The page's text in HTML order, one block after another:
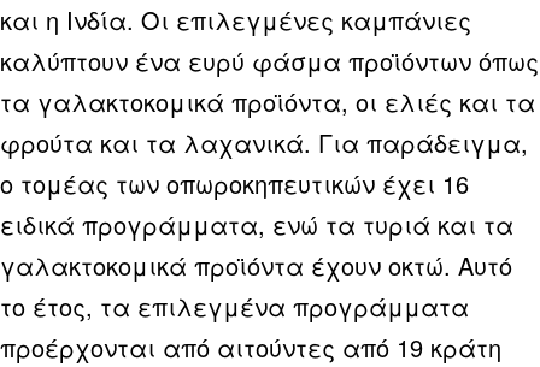
και η Ινδία. Οι επιλεγμένες καμπάνιες
καλύπτουν ένα ευρύ φάσμα προϊόντων όπως
τα γαλακτοκομικά προϊόντα, οι ελιές και τα
φρούτα και τα λαχανικά. Για παράδειγμα,
ο τομέας των οπωροκηπευτικών έχει 16
ειδικά προγράμματα, ενώ τα τυριά και τα
γαλακτοκομικά προϊόντα έχουν οκτώ. Αυτό
το έτος, τα επιλεγμένα προγράμματα
προέρχονται από αιτούντες από 19 κράτη